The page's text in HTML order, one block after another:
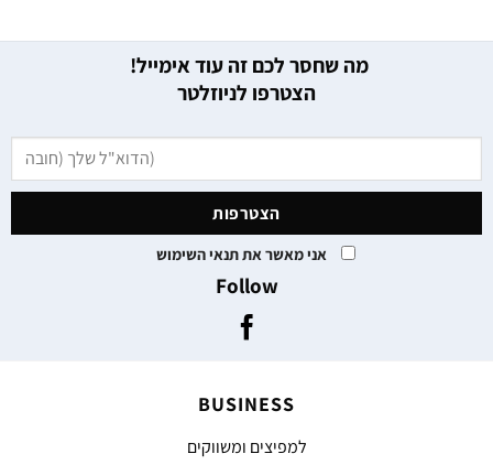
מה שחסר לכם זה עוד אימייל!
הצטרפו לניוזלטר
אני מאשר את תנאי השימוש
Follow
BUSINESS
למפיצים ומשווקים